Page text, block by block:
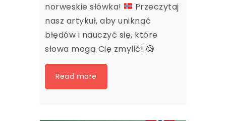
norweskie słówka!
Przeczytaj
nasz artykuł, aby uniknąć
błędów i nauczyć się, które
słowa mogą Cię zmylić! 🧐
Read more